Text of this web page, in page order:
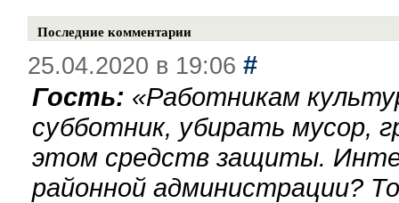
Последние комментарии
25.04.2020 в 19:06 #
Гость: «Работникам
субботник, убирать мусор,
этом средств защиты.
районной администрации?